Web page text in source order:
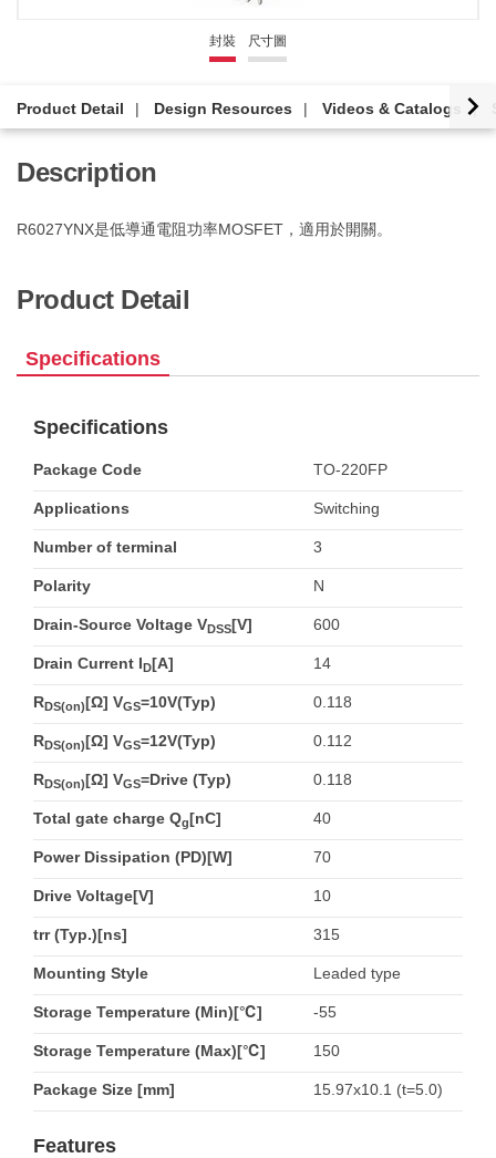
封裝 尺寸圖
Product Detail Design Resources Videos & Catalogs
Description
R6027YNX是低導通電阻功率MOSFET，適用於開關。
Product Detail
Specifications
Specifications
Package Code TO-220FP
Applications Switching
Number of terminal 3
Polarity N
Drain-Source Voltage VDSS[V] 600
Drain Current ID[A] 14
RDS(on)[Ω] VGS=10V(Typ) 0.118
RDS(on)[Ω] VGS=12V(Typ) 0.112
RDS(on)[Ω] VGS=Drive (Typ) 0.118
Total gate charge Qg[nC] 40
Power Dissipation (PD)[W] 70
Drive Voltage[V] 10
trr (Typ.)[ns] 315
Mounting Style Leaded type
Storage Temperature (Min)[℃] -55
Storage Temperature (Max)[℃] 150
Package Size [mm] 15.97x10.1 (t=5.0)
Features